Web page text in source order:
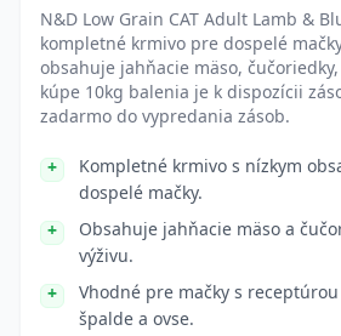
N&D Low Grain CAT Adult Lamb &
kompletné krmivo pre dospelé
obsahuje jahňacie mäso,
kúpe 10kg balenia je k dispozícii
zadarmo do vypredania zásob.
Kompletné krmivo s nízkym
dospelé mačky.
Obsahuje jahňacie mäso a
výživu.
Vhodné pre mačky s
špalde a ovse.